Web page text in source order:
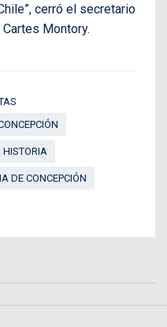
cerró el secretario
Montory.
DE CONCEPCIÓN